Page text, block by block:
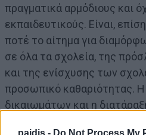
paidis - Do Not Process My
πραγματικά αρμόδιους και
εκπαιδευτικούς. Είναι,
ποτέ το αίτημα για
σε όλα τα σχολεία, της
και της ενίσχυσης των
προσωπικό καθαριότητας.
δικαιωμάτων και η
δεν είναι δείκτης άσκησης